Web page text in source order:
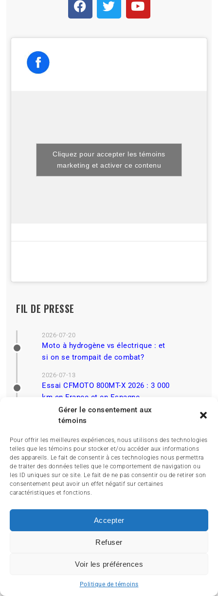
Gérer le consentement aux
témoins
Pour offrir les meilleures expériences, nous utilisons des technologies
telles que les témoins pour stocker et/ou accéder aux informations
des appareils. Le fait de consentir à ces technologies nous permettra
de traiter des données telles que le comportement de navigation ou
les ID uniques sur ce site. Le fait de ne pas consentir ou de retirer son
consentement peut avoir un effet négatif sur certaines
caractéristiques et fonctions.
Accepter
Refuser
Voir les préférences
Politique de témoins
Cliquez pour accepter les témoins
marketing et activer ce contenu
FIL DE PRESSE
2026-07-20
Moto à hydrogène vs électrique : et
si on se trompait de combat?
2026-07-13
Essai CFMOTO 800MT-X 2026 : 3 000
km en France et en Espagne
Botte Adventure 2 Gore de SIDI :
confort, protection et étanchéité au
rendez-vous?
2026-05-27
Sac à dos moto Heritage 30 L : style
vintage et performance moderne
Motos trois-roues Can-Am 2026 :
Ryker et Canyon